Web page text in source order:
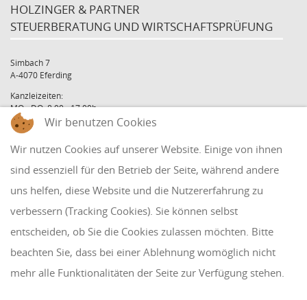
HOLZINGER & PARTNER
STEUERBERATUNG UND WIRTSCHAFTSPRÜFUNG
Simbach 7
A-4070 Eferding
Kanzleizeiten:
MO - DO: 8:00 - 17:00h
FR: 8:00 - 12:00h
Tel: +43 7272 39 79 - 0
Fax: +43 7272 39 79 - 9
QUICKLINKS
Klientenbereich
Disclaimer
Wir benutzen Cookies
Wir nutzen Cookies auf unserer Website. Einige von ihnen
sind essenziell für den Betrieb der Seite, während andere
uns helfen, diese Website und die Nutzererfahrung zu
verbessern (Tracking Cookies). Sie können selbst
entscheiden, ob Sie die Cookies zulassen möchten. Bitte
beachten Sie, dass bei einer Ablehnung womöglich nicht
mehr alle Funktionalitäten der Seite zur Verfügung stehen.